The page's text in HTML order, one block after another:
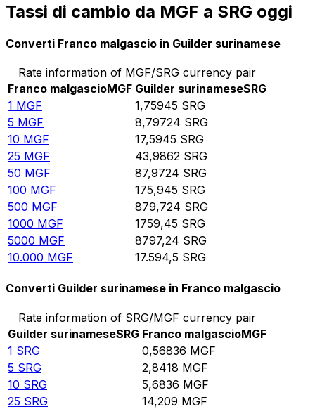
Tassi di cambio da MGF a SRG oggi
Converti Franco malgascio in Guilder surinamese
Rate information of MGF/SRG currency pair
Franco malgascioMGF Guilder surinameseSRG
1 MGF 1,75945 SRG
5 MGF 8,79724 SRG
10 MGF 17,5945 SRG
25 MGF 43,9862 SRG
50 MGF 87,9724 SRG
100 MGF 175,945 SRG
500 MGF 879,724 SRG
1000 MGF 1759,45 SRG
5000 MGF 8797,24 SRG
10.000 MGF 17.594,5 SRG
Converti Guilder surinamese in Franco malgascio
Rate information of SRG/MGF currency pair
Guilder surinameseSRG Franco malgascioMGF
1 SRG 0,56836 MGF
5 SRG 2,8418 MGF
10 SRG 5,6836 MGF
25 SRG 14,209 MGF